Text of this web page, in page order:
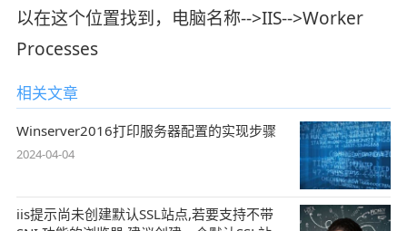
以在这个位置找到，电脑名称-->IIS-->Worker
Processes
相关文章
Winserver2016打印服务器配置的实现步骤
2024-04-04
iis提示尚未创建默认SSL站点,若要支持不带